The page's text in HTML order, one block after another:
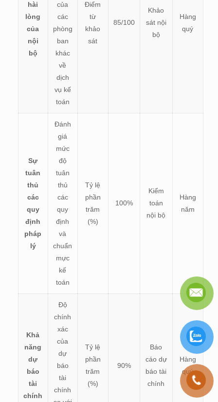
hài
lòng
của
nội
bộ
của
các
phòng
ban
khác
về
dịch
vụ kế
toán
Điểm
từ
khảo
sát
85/100
Khảo
sát nội
bộ
Hàng
quý
Sự
tuân
thủ
các
quy
định
pháp
lý
Đánh
giá
mức
độ
tuân
thủ
các
quy
định
và
chuẩn
mực
kế
toán
Tỷ lệ
phần
trăm
(%)
100%
Kiểm
toán
nội bộ
Hàng
năm
Khả
năng
dự
báo
tài
chính
Độ
chính
xác
của
dự
báo
tài
chính
Tỷ lệ
phần
trăm
(%)
90%
Báo
cáo dự
báo tài
chính
Hàng
quý